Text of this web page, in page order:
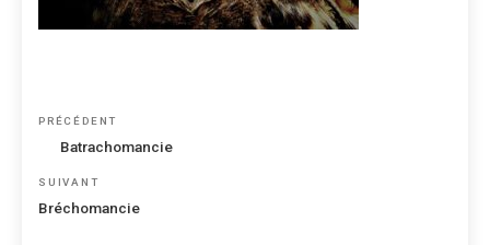
Navigation
Article
précédent
PRÉCÉDENT
Batrachomancie
Article
suivant
SUIVANT
Bréchomancie